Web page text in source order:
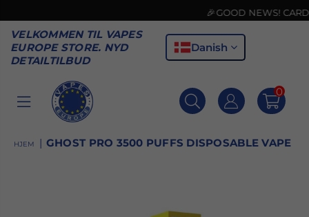
🎉GOOD NEWS! CARD PAYMENT
VELKOMMEN TIL VAPES
EUROPE STORE. NYD
DETAILTILBUD
Danish
VAPES
EUROPE
0
HJEM | GHOST PRO 3500 PUFFS DISPOSABLE VAPE